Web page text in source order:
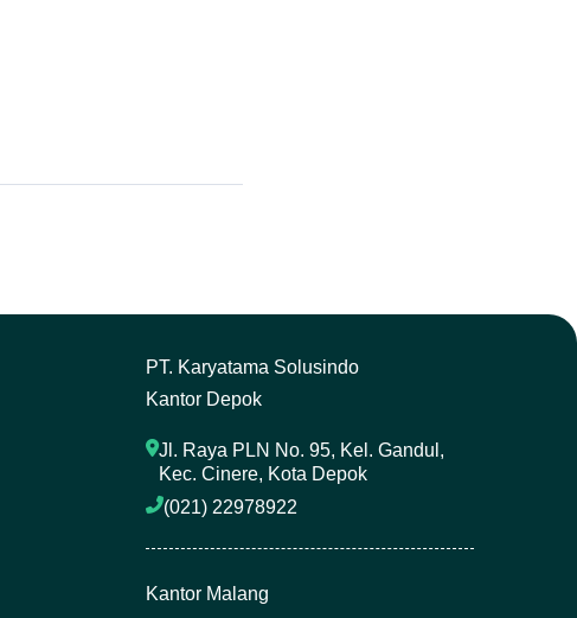
PT. Karyatama Solusindo
Kantor Depok
Jl. Raya PLN No. 95, Kel. Gandul,
Kec. Cinere, Kota Depok
(021) 22978922
Kantor Malang